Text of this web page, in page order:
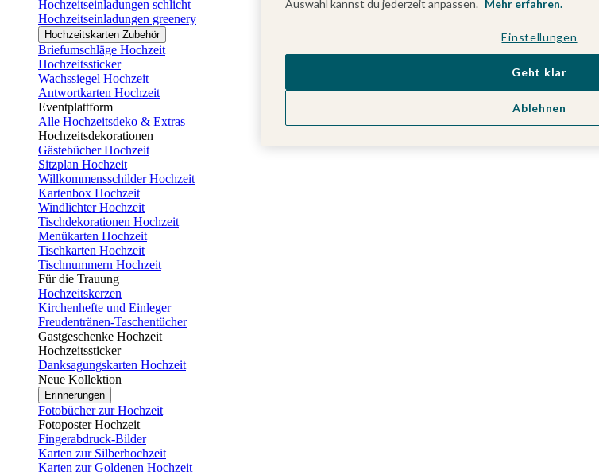
Hochzeitseinladungen schlicht
Hochzeitseinladungen greenery
Hochzeitskarten Zubehör
Briefumschläge Hochzeit
Hochzeitssticker
Wachssiegel Hochzeit
Antwortkarten Hochzeit
Eventplattform
Alle Hochzeitsdeko & Extras
Hochzeitsdekorationen
Gästebücher Hochzeit
Sitzplan Hochzeit
Willkommensschilder Hochzeit
Kartenbox Hochzeit
Windlichter Hochzeit
Tischdekorationen Hochzeit
Menükarten Hochzeit
Tischkarten Hochzeit
Tischnummern Hochzeit
Für die Trauung
Hochzeitskerzen
Kirchenhefte und Einleger
Freudentränen-Taschentücher
Gastgeschenke Hochzeit
Hochzeitssticker
Danksagungskarten Hochzeit
Neue Kollektion
Erinnerungen
Fotobücher zur Hochzeit
Fotoposter Hochzeit
Fingerabdruck-Bilder
Karten zur Silberhochzeit
Karten zur Goldenen Hochzeit
Auswahl kannst du jederzeit anpassen. Mehr erfahren.
Einstellungen
Ablehnen
Geht klar